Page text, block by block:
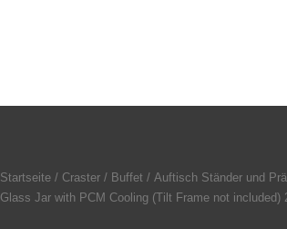
Startseite / Craster / Buffet / Auftisch Ständer und
Glass Jar with PCM Cooling (Tilt Frame not included)